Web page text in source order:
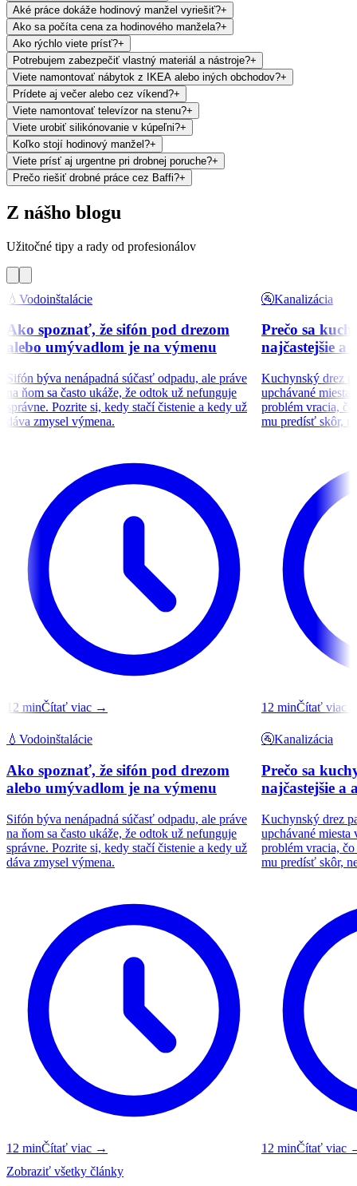
Aké práce dokáže hodinový manžel vyriešiť?+
Ako sa počíta cena za hodinového manžela?+
Ako rýchlo viete prísť?+
Potrebujem zabezpečiť vlastný materiál a nástroje?+
Viete namontovať nábytok z IKEA alebo iných obchodov?+
Prídete aj večer alebo cez víkend?+
Viete namontovať televízor na stenu?+
Viete urobiť silikónovanie v kúpeľni?+
Koľko stojí hodinový manžel?+
Viete prísť aj urgentne pri drobnej poruche?+
Prečo riešiť drobné práce cez Baffi?+
Z nášho blogu
Užitočné tipy a rady od profesionálov
💧 Vodoinštalácie
Ako spoznať, že sifón pod drezom
alebo umývadlom je na výmenu
Sifón býva nenápadná súčasť odpadu, ale práve
na ňom sa často ukáže, že odtok už nefunguje
správne. Pozrite si, kedy stačí čistenie a kedy už
dáva zmysel výmena.
12 minČítať viac →
🚰Kanalizácia
Prečo sa
najčastejšie a
Kuchynský drez
upchávané miesta
problém vracia,
mu predísť skôr,
12 minČítať viac
💧 Vodoinštalácie
Ako spoznať, že sifón pod drezom
alebo umývadlom je na výmenu
Sifón býva nenápadná súčasť odpadu, ale práve
na ňom sa často ukáže, že odtok už nefunguje
správne. Pozrite si, kedy stačí čistenie a kedy už
dáva zmysel výmena.
12 minČítať viac →
🚰Kanalizácia
Prečo sa
najčastejšie a
Kuchynský drez
upchávané miesta
problém vracia,
mu predísť skôr,
12 minČítať viac
Zobraziť všetky články